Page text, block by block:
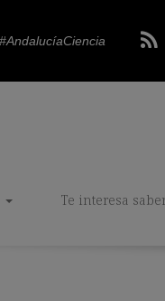
#AndalucíaCiencia
Te interesa